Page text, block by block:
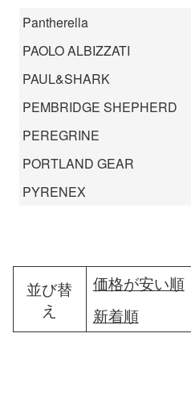
Pantherella
PAOLO ALBIZZATI
PAUL&SHARK
PEMBRIDGE SHEPHERD
PEREGRINE
PORTLAND GEAR
PYRENEX
並び替
え
価格が安い順
新着順